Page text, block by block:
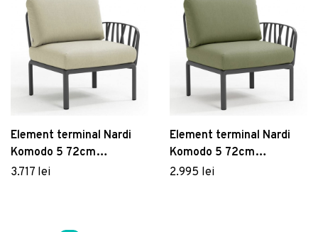
Element terminal Nardi
Komodo 5 72cm
dreapta/stanga cadru
3.717 lei
Element terminal Nardi
Komodo 5 72cm
dreapta/stanga cadru
2.995 lei